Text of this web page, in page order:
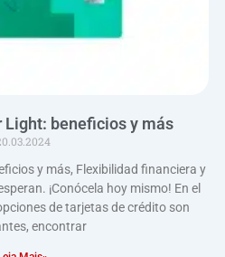
Light: beneficios y más
y más, Flexibilidad financiera y
¡Conócela hoy mismo! En el
de tarjetas de crédito son
encontrar